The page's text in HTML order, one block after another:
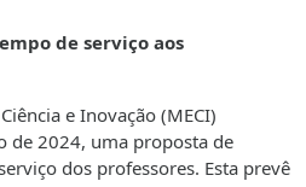
de serviço aos
e Inovação (MECI)
de 2024, uma proposta de
dos professores. Esta prevê